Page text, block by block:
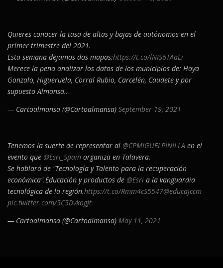
Quieres conocer la tasa de altas y bajas de autónomos en el
primer trimestre del 2021.
Esta semana dejamos dos mapas:https://t.co/lNIS6TAaLi
Merece la pena analizar los datos de los municipios de: Hoya
Gonzalo, Higueruela, Corral Rubio, Carcelén, Caudete y por
supuesto Almansa..
— Cartoalmansa (@Cartoalmansa) September 19, 2021
Tenemos la suerte de representar al @CPMIGUELPINILLA en el
evento que @Esri_Spain organiza en Talavera.
Se hablará de "Tecnología y Talento para la recuperación
económica".Educación y productos de @Esri a la vanguardia
tecnológica de la región.https://t.co/Rmm4cS5547@educajccm
pic.twitter.com/5C5DvkogJt
— Cartoalmansa (@Cartoalmansa) May 11, 2021